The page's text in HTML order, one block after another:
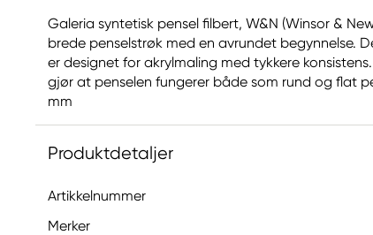
Galeria syntetisk pensel filbert, W&N (Winsor &
brede penselstrøk med en avrundet begynnelse.
er designet for akrylmaling med tykkere
gjør at penselen fungerer både som rund og flat
mm
Produktdetaljer
Artikkelnummer
Merker